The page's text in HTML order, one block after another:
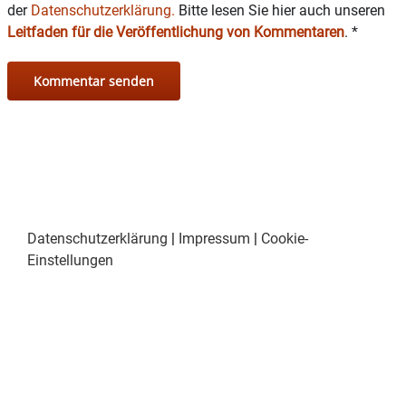
der Datenschutzerklärung. Bitte lesen Sie hier auch unseren
Leitfaden für die Veröffentlichung von Kommentaren. *
Datenschutzerklärung | Impressum | Cookie-
Einstellungen